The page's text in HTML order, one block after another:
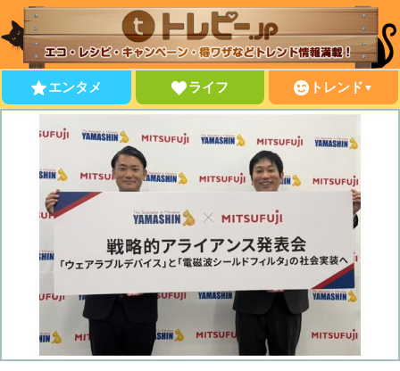
エンタメ ライフ トレンド ▼